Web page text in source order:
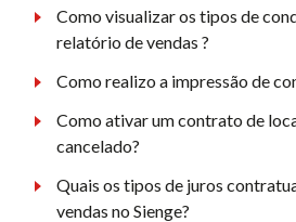
Como visualizar os tipos de
relatório de vendas ?
Como realizo a impressão de
Como ativar um contrato de
cancelado?
Quais os tipos de juros
vendas no Sienge?